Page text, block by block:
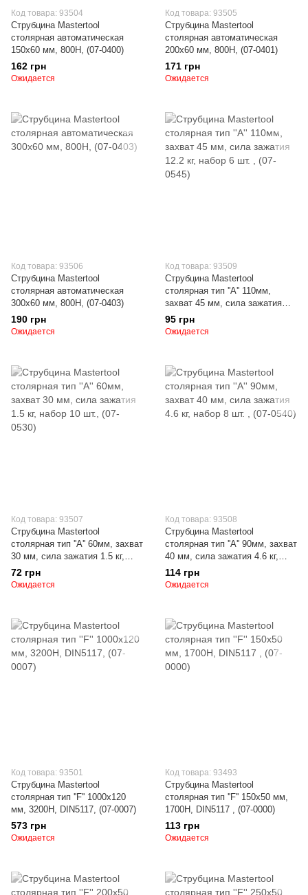
Код товара: 93504
Струбцина Mastertool
столярная автоматическая
150х60 мм, 800Н, (07-0400)
162 грн
Ожидается
Код товара: 93505
Струбцина Mastertool
столярная автоматическая
200х60 мм, 800Н, (07-0401)
171 грн
Ожидается
Код товара: 93506
Струбцина Mastertool
столярная автоматическая
300х60 мм, 800Н, (07-0403)
190 грн
Ожидается
Код товара: 93509
Струбцина Mastertool
столярная тип ''A'' 110мм,
захват 45 мм, сила зажатия
12.2 кг, набор 6 шт. , (07-0545)
95 грн
Ожидается
Код товара: 93507
Струбцина Mastertool
столярная тип ''A'' 60мм, захват
30 мм, сила зажатия 1.5 кг,
набор 10 шт., (07-0530)
72 грн
Ожидается
Код товара: 93508
Струбцина Mastertool
столярная тип ''A'' 90мм, захват
40 мм, сила зажатия 4.6 кг,
набор 8 шт. , (07-0540)
114 грн
Ожидается
Код товара: 93501
Струбцина Mastertool
столярная тип ''F'' 1000х120
мм, 3200Н, DIN5117, (07-0007)
573 грн
Ожидается
Код товара: 93493
Струбцина Mastertool
столярная тип ''F'' 150х50 мм,
1700Н, DIN5117 , (07-0000)
113 грн
Ожидается